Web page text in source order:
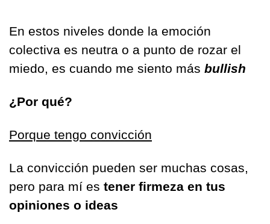
En estos niveles donde la emoción
colectiva es neutra o a punto de rozar el
miedo, es cuando me siento más bullish
¿Por qué?
Porque tengo convicción
La convicción pueden ser muchas cosas,
pero para mí es tener firmeza en tus
opiniones o ideas